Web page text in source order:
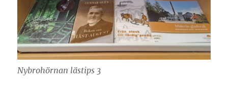
Nybrohörnan lästips 3